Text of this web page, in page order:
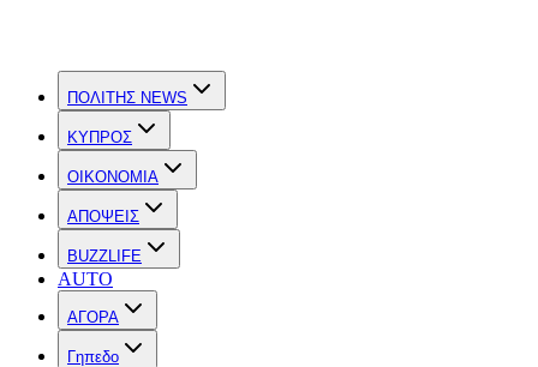
ΠΟΛΙΤΗΣ NEWS
ΚΥΠΡΟΣ
OIKONOMIA
ΑΠΟΨΕΙΣ
BUZZLIFE
AUTO
ΑΓΟΡΑ
Γηπεδο